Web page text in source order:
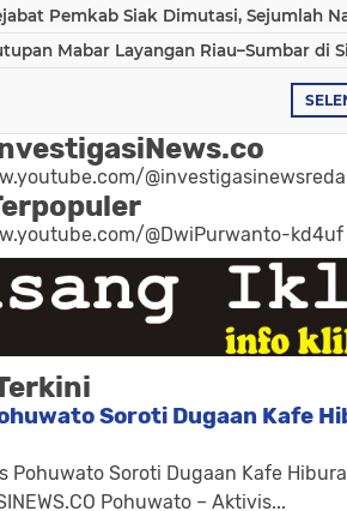
Pemkab Siak Dimutasi, Sejumlah
Mabar Layangan Riau–Sumbar di
@DwiPurwanto-kd4uf
Soroti Dugaan Kafe
Pohuwato Soroti Dugaan Kafe
Pohuwato – Aktivis...